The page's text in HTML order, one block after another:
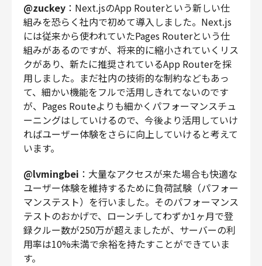
@zuckey ：Next.jsのApp Routerという新しい仕
組みを恐らく社内で初めて導入しました。Next.js
には従来から使われていたPages Routerという仕
組みがあるのですが、将来的に縮小されていくリス
クがあり、新たに推奨されているApp Routerを採
用しました。まだ社内の技術的な制約などもあっ
て、細かい機能をフルで活用しきれてないのです
が、Pages Routeよりも細かくパフォーマンスチュ
ーニングはしていけるので、今後より活用していけ
ればユーザー体験をさらに向上していけると考えて
います。
@lvmingbei ：大量なアクセスが来た場合も快適な
ユーザー体験を維持するために負荷試験（パフォー
マンステスト）を行いました。そのパフォーマンス
テストのおかげで、ローンチしてわずか1ヶ月で登
録クルー数が250万が超えましたが、サーバーの利
用率は10%未満で余裕を持たすことができていま
す。